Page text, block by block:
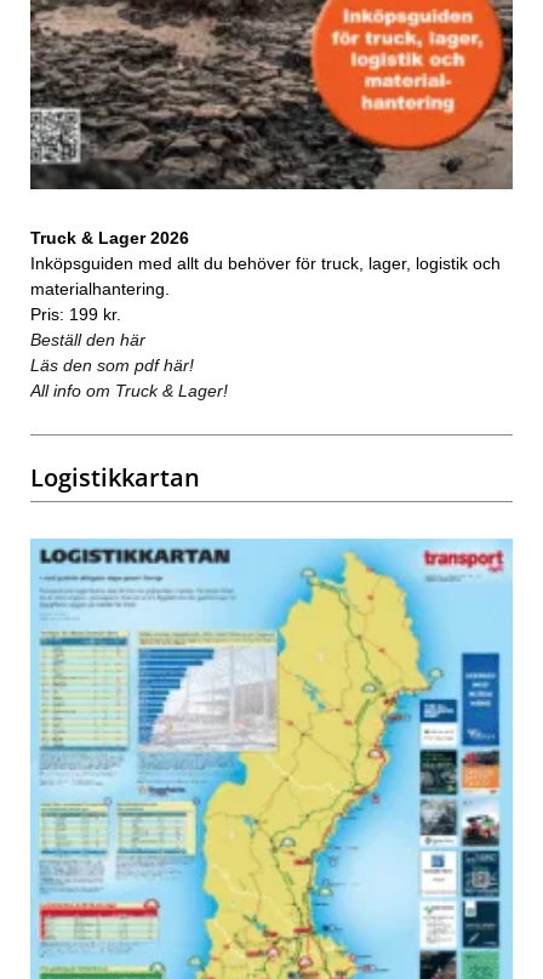
Truck & Lager 2026
Inköpsguiden med allt du behöver för truck, lager, logistik och
materialhantering.
Pris: 199 kr.
Beställ den här
Läs den som pdf här!
All info om Truck & Lager!
Logistikkartan